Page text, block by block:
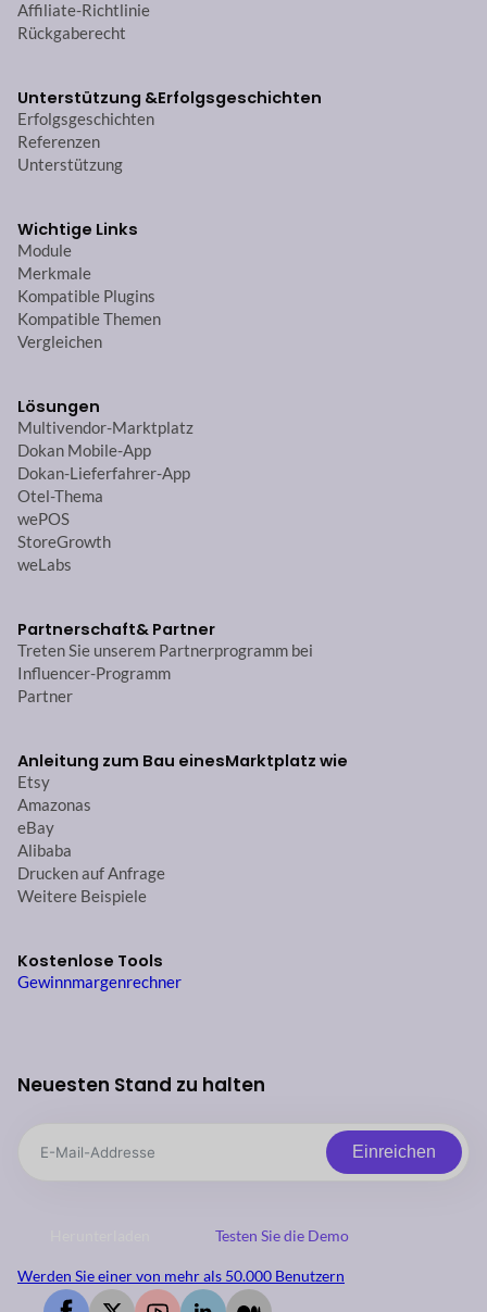
Affiliate-Richtlinie
Rückgaberecht
Unterstützung &Erfolgsgeschichten
Erfolgsgeschichten
Referenzen
Unterstützung
Wichtige Links
Module
Merkmale
Kompatible Plugins
Kompatible Themen
Vergleichen
Lösungen
Multivendor-Marktplatz
Dokan Mobile-App
Dokan-Lieferfahrer-App
Otel-Thema
wePOS
StoreGrowth
weLabs
Partnerschaft& Partner
Treten Sie unserem Partnerprogramm bei
Influencer-Programm
Partner
Anleitung zum Bau einesMarktplatz wie
Etsy
Amazonas
eBay
Alibaba
Drucken auf Anfrage
Weitere Beispiele
Kostenlose Tools
Gewinnmargenrechner
Neuesten Stand zu halten
Einreichen
Testen Sie die Demo
Werden Sie einer von mehr als 50.000 Benutzern